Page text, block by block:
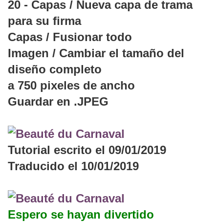
20 - Capas / Nueva capa de trama
para su firma
Capas / Fusionar todo
Imagen / Cambiar el tamaño del
diseño completo
a 750 pixeles de ancho
Guardar en .JPEG
Tutorial escrito el 09/01/2019
Traducido el 10/01/2019
Espero se hayan divertido